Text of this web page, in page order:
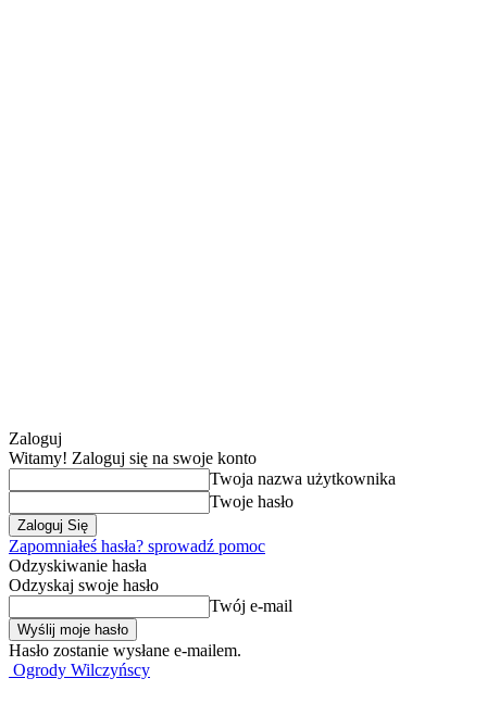
Zaloguj
Witamy! Zaloguj się na swoje konto
Twoja nazwa użytkownika
Twoje hasło
Zapomniałeś hasła? sprowadź pomoc
Odzyskiwanie hasła
Odzyskaj swoje hasło
Twój e-mail
Hasło zostanie wysłane e-mailem.
Ogrody Wilczyńscy